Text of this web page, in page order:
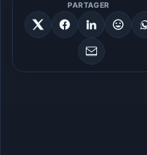
PARTAGER